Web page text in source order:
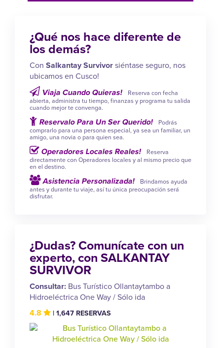
¿Qué nos hace diferente de
los demás?
Con Salkantay Survivorsiéntase seguro, nos
ubicamos en Cusco!
Viaja Cuando Quieras!
Reserva con fecha
abierta, administra tu tiempo, finanzas y programa tu salida
cuando mejor te convenga.
Reservalo Para Un Ser Querido!
Podrás
comprarlo para una persona especial, ya sea un familiar, un
amigo, una novia o para quien sea.
Operadores Locales Reales!
Reserva
directamente con Operadores locales y al mismo precio que
en el destino.
Asistencia Personalizada!
Brindamos ayuda
antes y durante tu viaje, así tu única preocupación será
disfrutar.
¿Dudas? Comunícate con un
experto, con SALKANTAY
SURVIVOR
Consultar: Bus Turístico Ollantaytambo a
Hidroeléctrica One Way / Sólo ida
4.8
| 1,647 RESERVAS